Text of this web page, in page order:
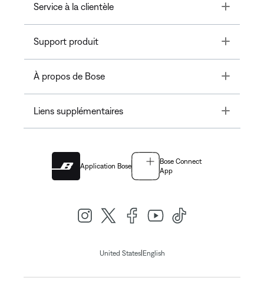
Service à la clientèle Toggle
Support produit Toggle
À propos de Bose Toggle
Liens supplémentaires Toggle
Application Bose
Bose Connect
App
United States| English